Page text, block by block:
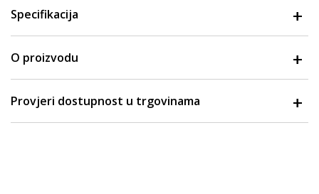
Specifikacija
O proizvodu
Provjeri dostupnost u trgovinama